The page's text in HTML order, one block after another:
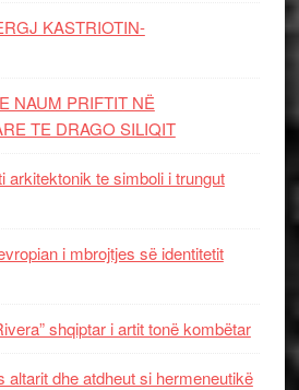
KASTRIOTIN-
NAUM PRIFTIT NË
TE DRAGO SILIQIT
arkitektonik te simboli i trungut
i mbrojtjes së identitetit
shqiptar i artit tonë kombëtar
altarit dhe atdheut si hermeneutikë